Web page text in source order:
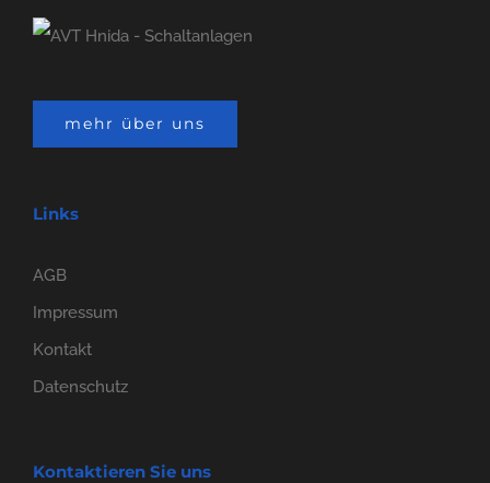
mehr über uns
Links
AGB
Impressum
Kontakt
Datenschutz
Kontaktieren Sie uns